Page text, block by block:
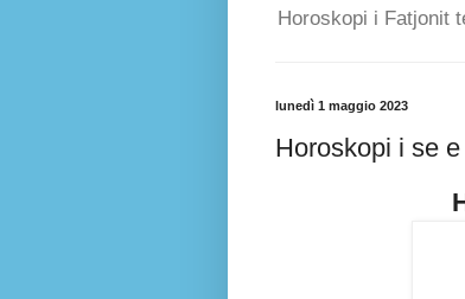
Horoskopi i Fatjonit
lunedì 1 maggio 2023
Horoskopi i se